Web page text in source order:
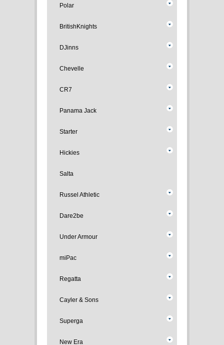
Polar
BritishKnights
DJinns
Chevelle
CR7
Panama Jack
Starter
Hickies
Salta
Russel Athletic
Dare2be
Under Armour
miPac
Regatta
Cayler & Sons
Superga
New Era